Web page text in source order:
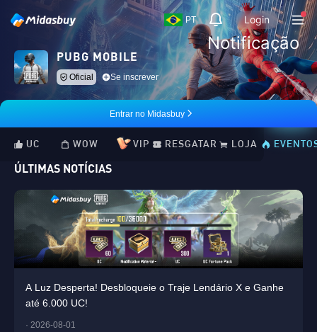
PT
Notificação
Login
PUBG MOBILE
Oficial Se inscrever
Entrar no Midasbuy
UC WOW VIP RESGATAR LOJA
ÚLTIMAS NOTÍCIAS
A Luz Desperta! Desbloqueie o Traje Lendário X e Ganhe
até 6.000 UC!
· 2026-08-01